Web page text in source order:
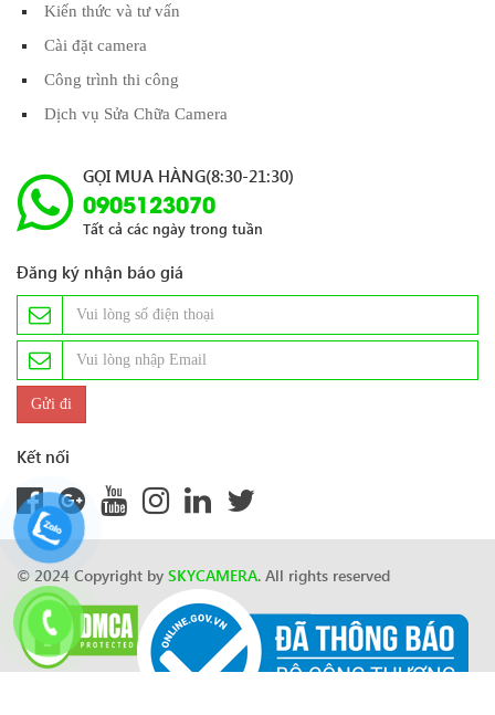
Kiến thức và tư vấn
Cài đặt camera
Công trình thi công
Dịch vụ Sửa Chữa Camera
GỌI MUA HÀNG(8:30-21:30)
0905123070
Tất cả các ngày trong tuần
Đăng ký nhận báo giá
Kết nối
© 2024 Copyright by SKYCAMERA. All rights reserved